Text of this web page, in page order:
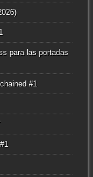
para las portadas
#1